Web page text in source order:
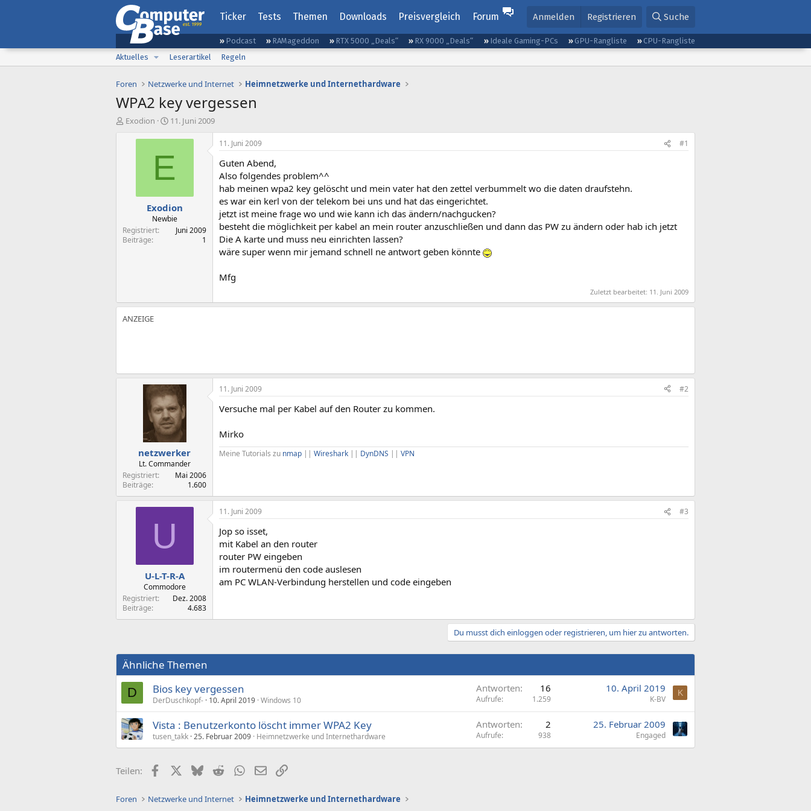
Ticker Tests Themen Downloads Preisvergleich Forum Anmelden Registrieren Suche
Podcast RAMageddon RTX 5000 „Deals“ RX 9000 „Deals“ Ideale Gaming-PCs GPU-Rangliste
CPU-Rangliste
Aktuelles
Leserartikel Regeln
Foren Netzwerke und Internet Heimnetzwerke und Internethardware
WPA2 key vergessen
E
Exodion
E
s
e
l
t
a
m
11. Juni 2009
E
Exodion
Newbie
Registriert
Juni 2009
Beiträge
1
11. Juni 2009 #1
Guten Abend,
Also folgendes problem^^
hab meinen wpa2 key gelöscht und mein vater hat den zettel verbummelt wo die daten draufstehn.
es war ein kerl von der telekom bei uns und hat das eingerichtet.
jetzt ist meine frage wo und wie kann ich das ändern/nachgucken?
besteht die möglichkeit per kabel an mein router anzuschließen und dann das PW zu ändern oder hab ich jetzt
Die A karte und muss neu einrichten lassen?
wäre super wenn mir jemand schnell ne antwort geben könnte
Mfg
Zuletzt bearbeitet: 11. Juni 2009
netzwerker
Lt. Commander
Registriert
Mai 2006
Beiträge
1.600
11. Juni 2009 #2
Versuche mal per Kabel auf den Router zu kommen.
Mirko
Meine Tutorials zu nmap || Wireshark || DynDNS || VPN
U
U-L-T-R-A
Commodore
Registriert
Dez. 2008
Beiträge
4.683
11. Juni 2009 #3
Jop so isset,
mit Kabel an den router
router PW eingeben
im routermenü den code auslesen
am PC WLAN-Verbindung herstellen und code eingeben
Du musst dich einloggen oder registrieren, um hier zu antworten.
Ähnliche Themen
D Bios key vergessen
DerDuschkopf- 10. April 2019 Windows 10
Antworten 16
Aufrufe 1.259
10. April 2019
K-BV
K
Vista : Benutzerkonto löscht immer WPA2 Key
tusen_takk 25. Februar 2009 Heimnetzwerke und Internethardware
Antworten 2
Aufrufe 938
25. Februar 2009
Engaged
Teilen: FacebookX (Twitter)
BlueskyRedditWhatsApp
E-MailLink
Foren Netzwerke und Internet Heimnetzwerke und Internethardware